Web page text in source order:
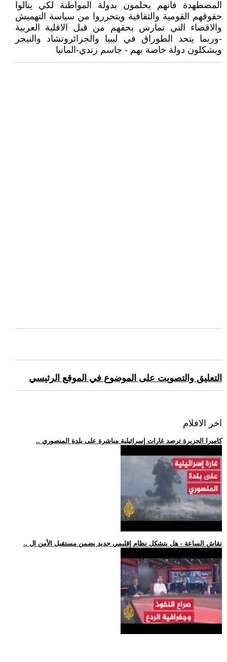
المضطهدة فانهم يحلمون بدولة المواطنة لكي ينالوا
حقوقهم القومية والثقافية ويتحرروا من سياسة التهميش
والاقصاء التي تمارس بحقهم من قبل الاقلية العربية
-وربما يتحد الطوراق في ليبيا والجزائروتشاد والنيجر
ويشكلون دولة خاصة بهم - جاسم زندي-المانيا
التعليق والتصويت على الموضوع في الموقع الرئيسي
اخر الافلام
.. كاميرا الجزيرة ترصد غارات إسرائيلية مباشرة على بلدة المنصوري
.. نقاش الساعة - هل يتشكل نظام إقليمي جديد يضمن مستقبل الأمن ال